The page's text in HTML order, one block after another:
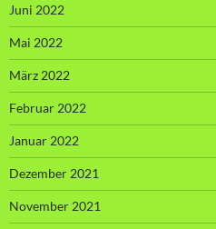
Juni 2022
Mai 2022
März 2022
Februar 2022
Januar 2022
Dezember 2021
November 2021